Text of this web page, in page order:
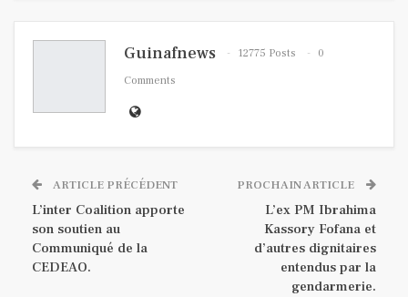
Guinafnews 12775 Posts
0
Comments
ARTICLE PRÉCÉDENT
L’inter Coalition apporte
son soutien au
Communiqué de la
CEDEAO.
PROCHAIN ARTICLE
L’ex PM Ibrahima
Kassory Fofana et
d’autres dignitaires
entendus par la
gendarmerie.